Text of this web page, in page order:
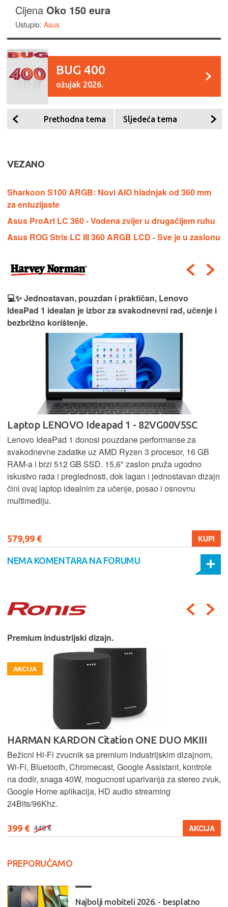
Cijena Oko 150 eura
Ustupio: Asus
BUG 400
ožujak 2026.
Prethodna tema Sljedeća tema
VEZANO
Sharkoon S100 ARGB: Novi AIO hladnjak od 360 mm
za entuzijaste
Asus ProArt LC 360 - Vodena zvijer u drugačijem ruhu
Asus ROG Strix LC III 360 ARGB LCD - Sve je u zaslonu
💻✨ Jednostavan, pouzdan i praktičan, Lenovo
IdeaPad 1 idealan je izbor za svakodnevni rad, učenje i
bezbrižno korištenje.
Laptop LENOVO Ideapad 1 - 82VG00V5SC
Lenovo IdeaPad 1 donosi pouzdane performanse za
svakodnevne zadatke uz AMD Ryzen 3 procesor, 16 GB
RAM-a i brzi 512 GB SSD. 15,6" zaslon pruža ugodno
iskustvo rada i preglednosti, dok lagan i jednostavan dizajn
čini ovaj laptop idealnim za učenje, posao i osnovnu
multimediju.
579,99 € KUPI
NEMA KOMENTARA NA FORUMU
Premium industrijski dizajn.
AKCIJA
HARMAN KARDON Citation ONE DUO MKIII
Bežicni Hi-Fi zvucnik sa premium industrijskim dizajnom,
Wi-Fi, Bluetooth, Chromecast, Google Assistant, kontrole
na dodir, snaga 40W, mogucnost uparivanja za stereo zvuk,
Google Home aplikacija, HD audio streaming
24Bits/96Khz.
399 € 448 € AKCIJA
PREPORUČAMO
Najbolji mobiteli 2026. - besplatno